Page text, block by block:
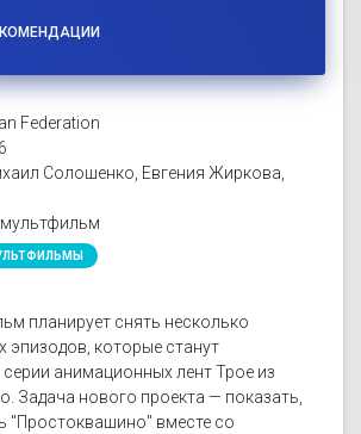
Federation
Солошенко, Евгения Жиркова,
планирует снять несколько
эпизодов, которые станут
анимационных лент Трое из
Задача нового проекта — показать,
"Простоквашино" вместе со